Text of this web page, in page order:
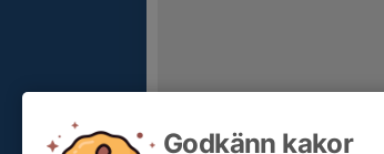
Godkänn kakor